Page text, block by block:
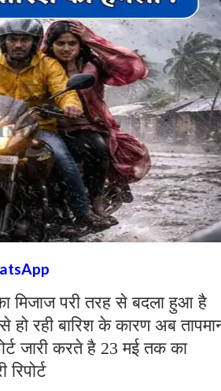
मिजाज परी तरह से बदला हुआ है
रही बारिश के कारण अब
जारी करते है 23 मई तक का